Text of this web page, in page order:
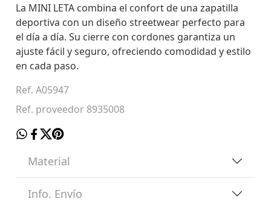
La MINI LETA combina el confort de una zapatilla
deportiva con un diseño streetwear perfecto para
el día a día. Su cierre con cordones garantiza un
ajuste fácil y seguro, ofreciendo comodidad y estilo
en cada paso.
Ref. A05947
Ref. proveedor 8935008
Material
Info. Envío